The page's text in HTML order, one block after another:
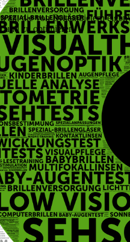
an, die von Drittanbietern
und zu optimieren.